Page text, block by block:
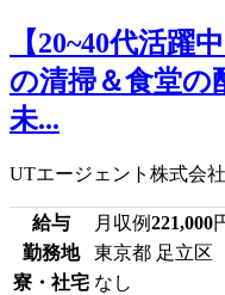
【20~40代活躍
の清掃＆食堂の
未...
UTエージェント株式会社
給与 月収例221,000
勤務地
東京都 足立区
寮・社宅 なし